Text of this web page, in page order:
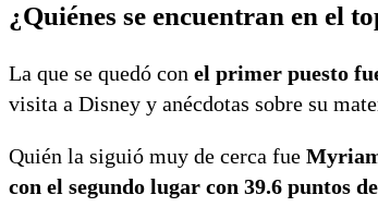
¿Quiénes se encuentran en el
La que se quedó con el primer puesto
visita a Disney y anécdotas sobre su
Quién la siguió muy de cerca fue
con el segundo lugar con 39.6 puntos